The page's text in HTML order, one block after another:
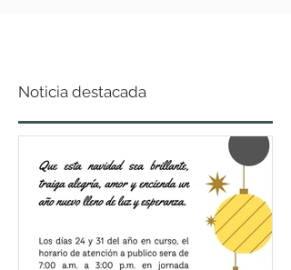
Noticia destacada